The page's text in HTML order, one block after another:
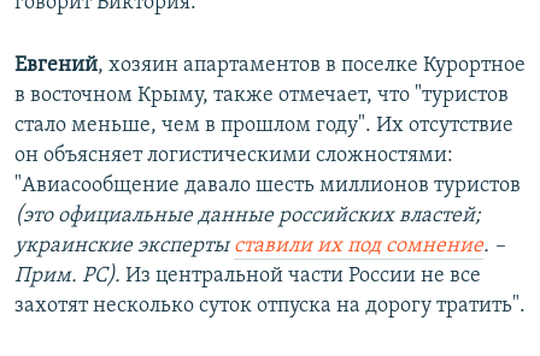
Евгений, хозяин апартаментов в поселке Курортное
в восточном Крыму, также отмечает, что "туристов
стало меньше, чем в прошлом году". Их отсутствие
он объясняет логистическими сложностями:
"Авиасообщение давало шесть миллионов туристов
(это официальные данные российских властей;
украинские экспертыставили их под сомнение. –
Прим. РС). Из центральной части России не все
захотят несколько суток отпуска на дорогу тратить".